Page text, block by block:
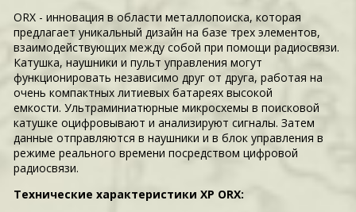
ORX - инновация в области металлопоиска, которая
предлагает уникальный дизайн на базе трех элементов,
взаимодействующих между собой при помощи радиосвязи.
Катушка, наушники и пульт управления могут
функционировать независимо друг от друга, работая на
очень компактных литиевых батареях высокой
емкости. Ультраминиатюрные микросхемы в поисковой
катушке оцифровывают и анализируют сигналы. Затем
данные отправляются в наушники и в блок управления в
режиме реального времени посредством цифровой
радиосвязи.
Технические характеристики XP ORX: